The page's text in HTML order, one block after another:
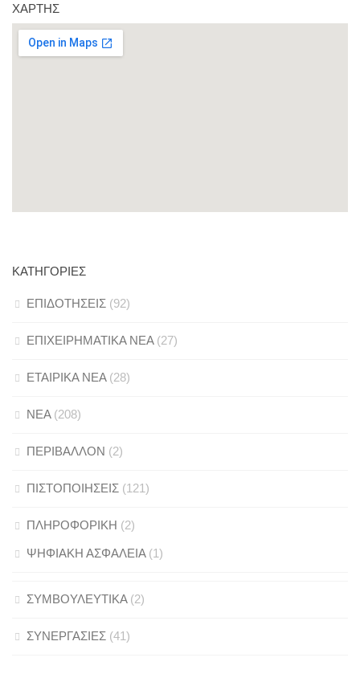
ΧΆΡΤΗΣ
ΚΑΤΗΓΟΡΊΕΣ
ΕΠΙΔΟΤΗΣΕΙΣ (92)
ΕΠΙΧΕΙΡΗΜΑΤΙΚΑ ΝΕΑ(27)
ΕΤΑΙΡΙΚΑ ΝΕΑ(28)
ΝΕΑ(208)
ΠΕΡΙΒΑΛΛΟΝ (2)
ΠΙΣΤΟΠΟΙΗΣΕΙΣ (121)
ΠΛΗΡΟΦΟΡΙΚΗ (2)
ΨΗΦΙΑΚΗ ΑΣΦΑΛΕΙΑ(1)
ΣΥΜΒΟΥΛΕΥΤΙΚΑ(2)
ΣΥΝΕΡΓΑΣΙΕΣ (41)